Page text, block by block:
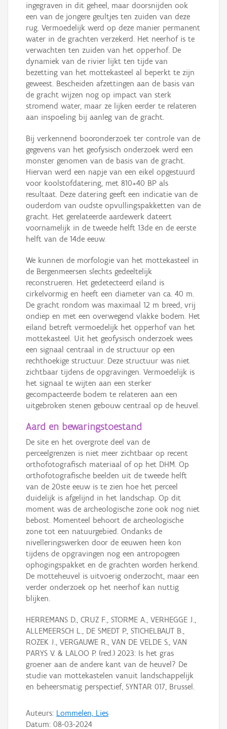
ingegraven in dit geheel, maar doorsnijden ook
een van de jongere geultjes ten zuiden van deze
rug. Vermoedelijk werd op deze manier permanent
water in de grachten verzekerd. Het neerhof is te
verwachten ten zuiden van het opperhof. De
dynamiek van de rivier lijkt ten tijde van
bezetting van het mottekasteel al beperkt te zijn
geweest. Bescheiden afzettingen aan de basis van
de gracht wijzen nog op impact van sterk
stromend water, maar ze lijken eerder te relateren
aan inspoeling bij aanleg van de gracht.
Bij verkennend booronderzoek ter controle van de
gegevens van het geofysisch onderzoek werd een
monster genomen van de basis van de gracht.
Hiervan werd een napje van een eikel opgestuurd
voor koolstofdatering, met 810+40 BP als
resultaat. Deze datering geeft een indicatie van de
ouderdom van oudste opvullingspakketten van de
gracht. Het gerelateerde aardewerk dateert
voornamelijk in de tweede helft 13de en de eerste
helft van de 14de eeuw.
We kunnen de morfologie van het mottekasteel in
de Bergenmeersen slechts gedeeltelijk
reconstrueren. Het gedetecteerd eiland is
cirkelvormig en heeft een diameter van ca. 40 m.
De gracht rondom was maximaal 12 m breed, vrij
ondiep en met een overwegend vlakke bodem. Het
eiland betreft vermoedelijk het opperhof van het
mottekasteel. Uit het geofysisch onderzoek wees
een signaal centraal in de structuur op een
rechthoekige structuur. Deze structuur was niet
zichtbaar tijdens de opgravingen. Vermoedelijk is
het signaal te wijten aan een sterker
gecompacteerde bodem te relateren aan een
uitgebroken stenen gebouw centraal op de heuvel.
Aard en bewaringstoestand
De site en het overgrote deel van de
perceelgrenzen is niet meer zichtbaar op recent
orthofotografisch materiaal of op het DHM. Op
orthofotografische beelden uit de tweede helft
van de 20ste eeuw is te zien hoe het perceel
duidelijk is afgelijnd in het landschap. Op dit
moment was de archeologische zone ook nog niet
bebost. Momenteel behoort de archeologische
zone tot een natuurgebied. Ondanks de
nivelleringswerken door de eeuwen heen kon
tijdens de opgravingen nog een antropogeen
ophogingspakket en de grachten worden herkend.
De motteheuvel is uitvoerig onderzocht, maar een
verder onderzoek op het neerhof kan nuttig
blijken.
HERREMANS D., CRUZ F., STORME A., VERHEGGE J.,
ALLEMEERSCH L., DE SMEDT P., STICHELBAUT B.,
ROZEK J., VERGAUWE R., VAN DE VELDE S., VAN
PARYS V. & LALOO P. (red.) 2023: Is het gras
groener aan de andere kant van de heuvel? De
studie van mottekastelen vanuit landschappelijk
en beheersmatig perspectief, SYNTAR 017, Brussel.
Auteurs: Lommelen, Lies
Datum: 08-03-2024